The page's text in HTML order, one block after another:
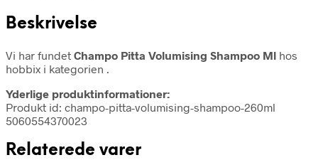
Beskrivelse
Vi har fundet Champo Pitta Volumising Shampoo Ml hos
hobbix i kategorien .
Yderlige produktinformationer:
Produkt id: champo-pitta-volumising-shampoo-260ml
5060554370023
Relaterede varer